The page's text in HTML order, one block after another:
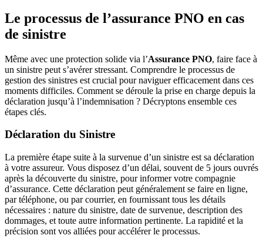
Le processus de l’assurance PNO en cas
de sinistre
Même avec une protection solide via l’Assurance PNO, faire face à
un sinistre peut s’avérer stressant. Comprendre le processus de
gestion des sinistres est crucial pour naviguer efficacement dans ces
moments difficiles. Comment se déroule la prise en charge depuis la
déclaration jusqu’à l’indemnisation ? Décryptons ensemble ces
étapes clés.
Déclaration du Sinistre
La première étape suite à la survenue d’un sinistre est sa déclaration
à votre assureur. Vous disposez d’un délai, souvent de 5 jours ouvrés
après la découverte du sinistre, pour informer votre compagnie
d’assurance. Cette déclaration peut généralement se faire en ligne,
par téléphone, ou par courrier, en fournissant tous les détails
nécessaires : nature du sinistre, date de survenue, description des
dommages, et toute autre information pertinente. La rapidité et la
précision sont vos alliées pour accélérer le processus.